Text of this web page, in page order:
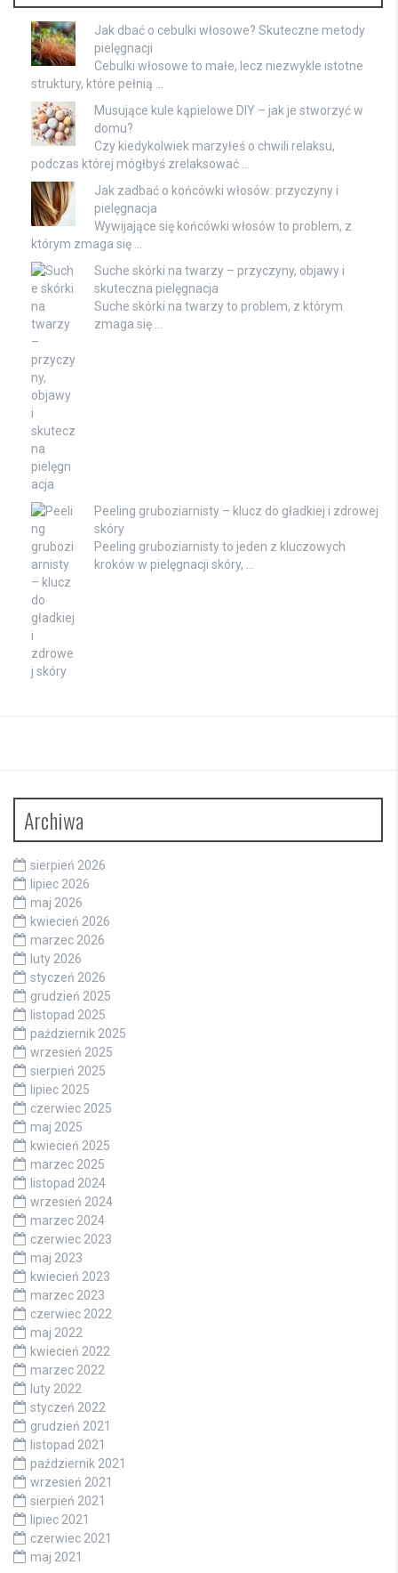
Jak dbać o cebulki włosowe? Skuteczne metody
pielęgnacji
Cebulki włosowe to małe, lecz niezwykle istotne
struktury, które pełnią …
Musujące kule kąpielowe DIY – jak je stworzyć w
domu?
Czy kiedykolwiek marzyłeś o chwili relaksu,
podczas której mógłbyś zrelaksować …
Jak zadbać o końcówki włosów: przyczyny i
pielęgnacja
Wywijające się końcówki włosów to problem, z
którym zmaga się …
Suche skórki na twarzy – przyczyny, objawy i
skuteczna pielęgnacja
Suche skórki na twarzy to problem, z którym
zmaga się …
Peeling gruboziarnisty – klucz do gładkiej i zdrowej
skóry
Peeling gruboziarnisty to jeden z kluczowych
kroków w pielęgnacji skóry, …
Archiwa
sierpień 2026
lipiec 2026
maj 2026
kwiecień 2026
marzec 2026
luty 2026
styczeń 2026
grudzień 2025
listopad 2025
październik 2025
wrzesień 2025
sierpień 2025
lipiec 2025
czerwiec 2025
maj 2025
kwiecień 2025
marzec 2025
listopad 2024
wrzesień 2024
marzec 2024
czerwiec 2023
maj 2023
kwiecień 2023
marzec 2023
czerwiec 2022
maj 2022
kwiecień 2022
marzec 2022
luty 2022
styczeń 2022
grudzień 2021
listopad 2021
październik 2021
wrzesień 2021
sierpień 2021
lipiec 2021
czerwiec 2021
maj 2021